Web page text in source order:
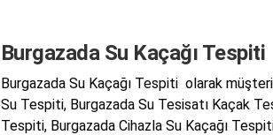
Burgazada Su Kaçağı Tespiti
Burgazada Su Kaçağı Tespiti olarak
Su Tespiti, Burgazada Su Tesisatı Kaçak
Tespiti, Burgazada Cihazla Su Kaçağı